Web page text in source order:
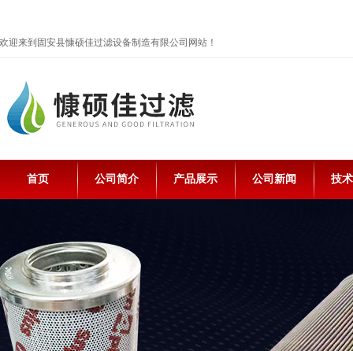
欢迎来到固安县慷硕佳过滤设备制造有限公司网站！
首页 公司简介 产品展示 公司新闻 技